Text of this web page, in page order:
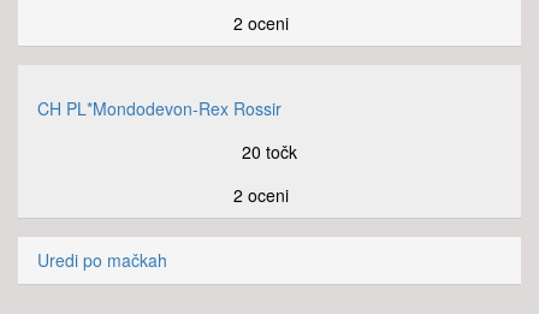
2 oceni
CH PL*Mondodevon-Rex Rossir
20 točk
2 oceni
Uredi po mačkah